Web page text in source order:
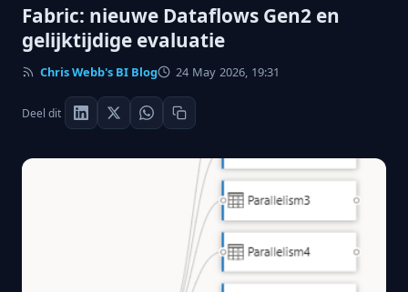
Fabric: nieuwe Dataflows Gen2 en
gelijktijdige evaluatie
Chris Webb's BI Blog 24 May 2026, 19:31
Deel dit